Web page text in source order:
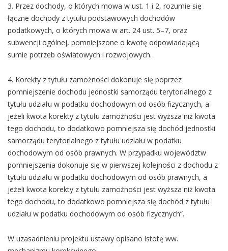
3. Przez dochody, o których mowa w ust. 1 i 2, rozumie się
łączne dochody z tytułu podstawowych dochodów
podatkowych, o których mowa w art. 24 ust. 5–7, oraz
subwencji ogólnej, pomniejszone o kwotę odpowiadającą
sumie potrzeb oświatowych i rozwojowych.
4. Korekty z tytułu zamożności dokonuje się poprzez
pomniejszenie dochodu jednostki samorządu terytorialnego z
tytułu udziału w podatku dochodowym od osób fizycznych, a
jeżeli kwota korekty z tytułu zamożności jest wyższa niż kwota
tego dochodu, to dodatkowo pomniejsza się dochód jednostki
samorządu terytorialnego z tytułu udziału w podatku
dochodowym od osób prawnych. W przypadku województw
pomniejszenia dokonuje się w pierwszej kolejności z dochodu z
tytułu udziału w podatku dochodowym od osób prawnych, a
jeżeli kwota korekty z tytułu zamożności jest wyższa niż kwota
tego dochodu, to dodatkowo pomniejsza się dochód z tytułu
udziału w podatku dochodowym od osób fizycznych”.
W uzasadnieniu projektu ustawy opisano istotę ww.